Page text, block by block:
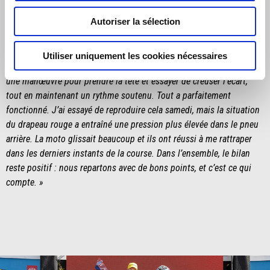
Autoriser la sélection
Utiliser uniquement les cookies nécessaires
« La Course 1 s’est vraiment bien passée : nous avons pris un
excellent départ et sommes restés avec le groupe de tête. J’ai tenté
une manœuvre pour prendre la tête et essayer de creuser l’écart,
tout en maintenant un rythme soutenu. Tout a parfaitement
fonctionné. J’ai essayé de reproduire cela samedi, mais la situation
du drapeau rouge a entraîné une pression plus élevée dans le pneu
arrière. La moto glissait beaucoup et ils ont réussi à me rattraper
dans les derniers instants de la course. Dans l’ensemble, le bilan
reste positif : nous repartons avec de bons points, et c’est ce qui
compte. »